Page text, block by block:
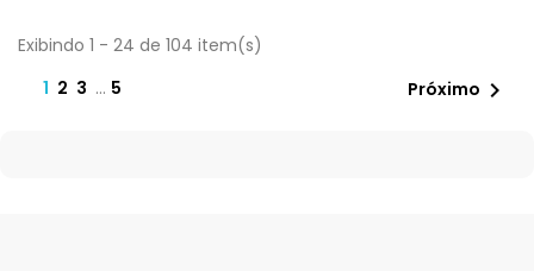
Exibindo 1 - 24 de 104 item(s)
1 2 3 … 5 Próximo 